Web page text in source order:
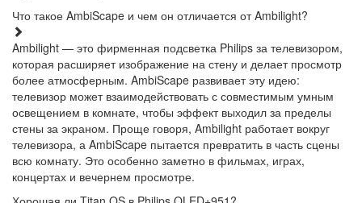
Что такое AmbiScape и чем он отличается от Ambilight?
Ambilight — это фирменная подсветка Philips за телевизором,
которая расширяет изображение на стену и делает просмотр
более атмосферным. AmbiScape развивает эту идею:
телевизор может взаимодействовать с совместимым умным
освещением в комнате, чтобы эффект выходил за пределы
стены за экраном. Проще говоря, Ambilight работает вокруг
телевизора, а AmbiScape пытается превратить в часть сцены
всю комнату. Это особенно заметно в фильмах, играх,
концертах и вечернем просмотре.